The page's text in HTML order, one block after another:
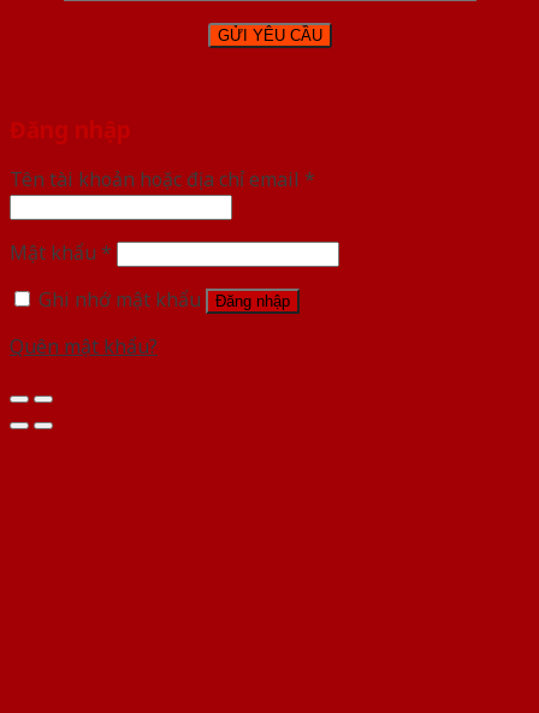
Đăng nhập
Tên tài khoản hoặc địa chỉ email *
Mật khẩu *
Ghi nhớ mật khẩu
Đăng nhập
Quên mật khẩu?